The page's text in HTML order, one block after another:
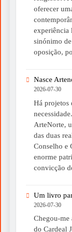
oferecer
experiência
sinónimo
oposição,
Nasce
2026-07-30
Há projetos
ArteNorte,
das duas
Conselho e
enorme
convicção
Um livro
2026-07-30
Chegou-me
do Cardeal